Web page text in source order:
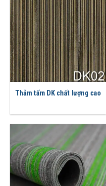
Thảm tấm DK chất lượng cao